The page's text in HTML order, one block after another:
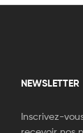
NEWSLETTER
Inscrivez-